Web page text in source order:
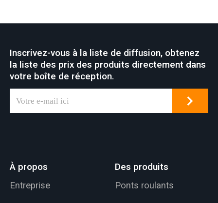
roulant est une
caractéristique
nombreux lieux de
travail industriels
Inscrivez-vous à la liste de diffusion, obtenez
la liste des prix des produits directement dans
votre boîte de réception.
À propos
Entreprise
Des produits
Ponts roulants